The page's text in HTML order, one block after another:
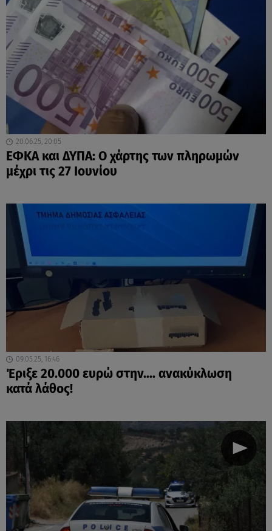
20.06.25, 20:05
ΕΦΚΑ και ΔΥΠΑ: O χάρτης των πληρωμών
μέχρι τις 27 Ιουνίου
09.05.25, 16:46
Έριξε 20.000 ευρώ στην.... ανακύκλωση
κατά λάθος!